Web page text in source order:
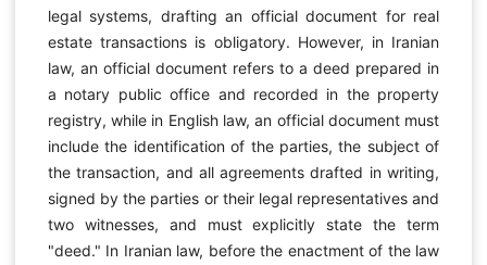
legal systems, drafting an official document for real
estate transactions is obligatory. However, in Iranian
law, an official document refers to a deed prepared in
a notary public office and recorded in the property
registry, while in English law, an official document must
include the identification of the parties, the subject of
the transaction, and all agreements drafted in writing,
signed by the parties or their legal representatives and
two witnesses, and must explicitly state the term
"deed." In Iranian law, before the enactment of the law